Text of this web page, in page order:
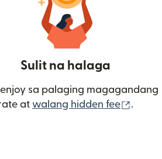
Sulit na halaga
sa palaging magagandang
at walang hidden fee .